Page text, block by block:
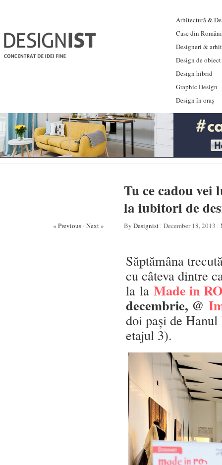
Arhitectură &
Case din
Designeri &
Design de obiect
Design hibrid
Graphic Design
Design în oraș
Tu ce cadou vei
la iubitori de
« Previous/ Next » By Designist/ December 18, 2013 /
Săptămâna
cu câteva dintre
la la Made in
decembrie, @
doi pași de
etajul 3).